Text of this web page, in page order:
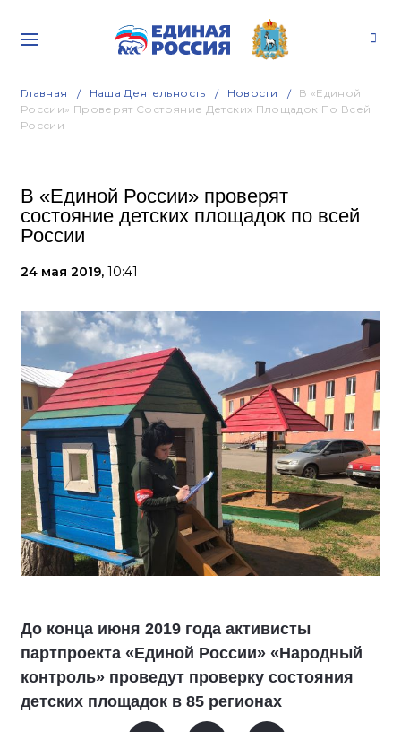
Главная Наша Деятельность Новости
В «Единой
России» Проверят Состояние Детских Площадок По Всей
России
В «Единой России» проверят
состояние детских площадок по всей
России
24 мая 2019, 10:41
До конца июня 2019 года активисты
партпроекта «Единой России» «Народный
контроль» проведут проверку состояния
детских площадок в 85 регионах